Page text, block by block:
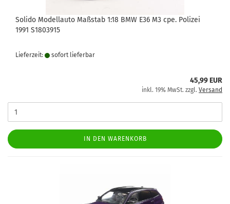
Solido Modellauto Maßstab 1:18 BMW E36 M3 cpe. Polizei
1991 S1803915
Lieferzeit: sofort lie­fer­bar
45,99 EUR
inkl. 19% MwSt. zzgl. Versand
IN DEN WARENKORB